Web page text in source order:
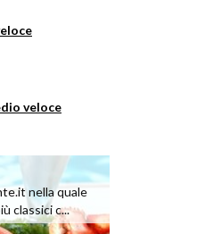
veloce
nella quale
classici c...